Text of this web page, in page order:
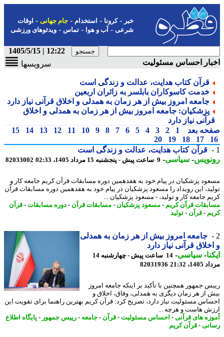
-کرونا-استخدام- جام جهانی-اوقات
شرعی-آب و هوا-تماس-ویدئوهای ورزشی
12:22 | 1405/5/15
احساس مسئولیت
سرویسها
قرآن کتاب هدایت، عدالت و زندگی است
خدمت کاسوکاران بابلسر به زائران اربعین
جامعه امروز بیش از هر زمان به همدلی و اخلاق قرآنی نیاز دارد
پزشکیان: جامعه امروز بیش از هر زمان به همدلی و اخلاق
نیاز دارد
بعد
1
2
3
4
5
6
7
8
9
10
11
12
13
14
15
17
18
19
20
قرآن کتاب هدایت، عدالت و زندگی است
-سیاسی-9 ساعت پیش - پنجشنبه 15 مرداد 1405، 02:33 82033002
پزشکیان در پیام خود به هفدهمین دوره مسابقات قرآن کریم جامعه کار و
این رویداد را مسعود پزشکیان در پیام خود به هفدهمین دوره مسابقات قرآن
جامعه کار و تولید، - مسعود پزشکیان ...
قرآن کریم- مسعود پزشکیان-مسابقات قرآن- دوره مسابقات-قرآن
- قرآن- تولید
جامعه امروز بیش از هر زمان به همدلی
قرآنی نیاز دارد
-سیاسی-
14 ساعت پیش - چهارشنبه 14
21:32
82031936
جمهور همچنین با تأکید بر اینکه جامعه امروز
از هر زمان دیگری به همدلی، وفاق، اخلاق و
مسئولیت نیاز دارد، تصریح کرد: قرآن کریم بهترین راهنما برای تقویت این
هاست و هرچه ...
های قرآنی- احساس مسئولیت-قرآن- جامعه-رییس جمهور-پایگاه اطلاع
-قرآن کریم